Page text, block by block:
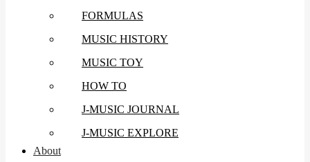
FORMULAS
MUSIC HISTORY
MUSIC TOY
HOW TO
J-MUSIC JOURNAL
J-MUSIC EXPLORE
About